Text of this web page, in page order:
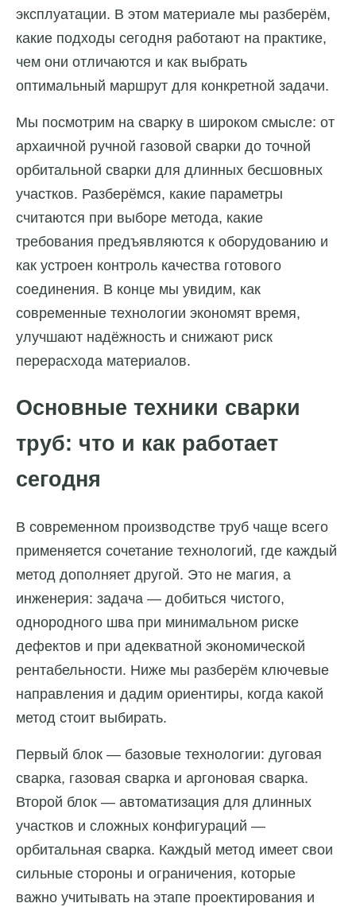
эксплуатации. В этом материале мы разберём,
какие подходы сегодня работают на практике,
чем они отличаются и как выбрать
оптимальный маршрут для конкретной задачи.
Мы посмотрим на сварку в широком смысле: от
архаичной ручной газовой сварки до точной
орбитальной сварки для длинных бесшовных
участков. Разберёмся, какие параметры
считаются при выборе метода, какие
требования предъявляются к оборудованию и
как устроен контроль качества готового
соединения. В конце мы увидим, как
современные технологии экономят время,
улучшают надёжность и снижают риск
перерасхода материалов.
Основные техники сварки
труб: что и как работает
сегодня
В современном производстве труб чаще всего
применяется сочетание технологий, где каждый
метод дополняет другой. Это не магия, а
инженерия: задача — добиться чистого,
однородного шва при минимальном риске
дефектов и при адекватной экономической
рентабельности. Ниже мы разберём ключевые
направления и дадим ориентиры, когда какой
метод стоит выбирать.
Первый блок — базовые технологии: дуговая
сварка, газовая сварка и аргоновая сварка.
Второй блок — автоматизация для длинных
участков и сложных конфигураций —
орбитальная сварка. Каждый метод имеет свои
сильные стороны и ограничения, которые
важно учитывать на этапе проектирования и